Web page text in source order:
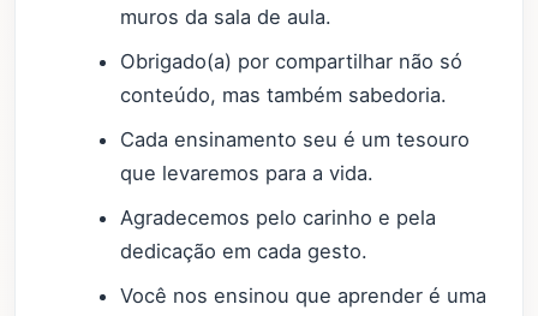
muros da sala de aula.
Obrigado(a) por compartilhar não só
conteúdo, mas também sabedoria.
Cada ensinamento seu é um tesouro
que levaremos para a vida.
Agradecemos pelo carinho e pela
dedicação em cada gesto.
Você nos ensinou que aprender é uma